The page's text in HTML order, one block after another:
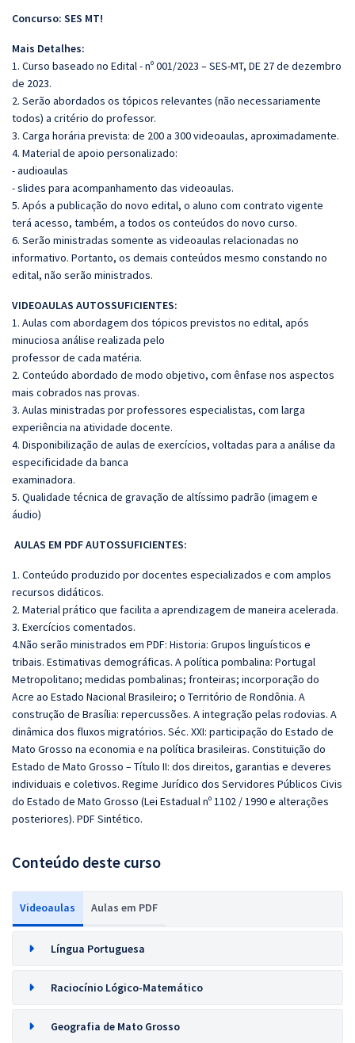
Concurso: SES MT!
Mais Detalhes:
1. Curso baseado no Edital - nº 001/2023 – SES-MT, DE 27 de dezembro
de 2023.
2. Serão abordados os tópicos relevantes (não necessariamente
todos) a critério do professor.
3. Carga horária prevista: de 200 a 300 videoaulas, aproximadamente.
4. Material de apoio personalizado:
- audioaulas
- slides para acompanhamento das videoaulas.
5. Após a publicação do novo edital, o aluno com contrato vigente
terá acesso, também, a todos os conteúdos do novo curso.
6. Serão ministradas somente as videoaulas relacionadas no
informativo. Portanto, os demais conteúdos mesmo constando no
edital, não serão ministrados.
VIDEOAULAS AUTOSSUFICIENTES:
1. Aulas com abordagem dos tópicos previstos no edital, após
minuciosa análise realizada pelo
professor de cada matéria.
2. Conteúdo abordado de modo objetivo, com ênfase nos aspectos
mais cobrados nas provas.
3. Aulas ministradas por professores especialistas, com larga
experiência na atividade docente.
4. Disponibilização de aulas de exercícios, voltadas para a análise da
especificidade da banca
examinadora.
5. Qualidade técnica de gravação de altíssimo padrão (imagem e
áudio)
AULAS EM PDF AUTOSSUFICIENTES:
1. Conteúdo produzido por docentes especializados e com amplos
recursos didáticos.
2. Material prático que facilita a aprendizagem de maneira acelerada.
3. Exercícios comentados.
4.Não serão ministrados em PDF: Historia: Grupos linguísticos e
tribais. Estimativas demográficas. A política pombalina: Portugal
Metropolitano; medidas pombalinas; fronteiras; incorporação do
Acre ao Estado Nacional Brasileiro; o Território de Rondônia. A
construção de Brasília: repercussões. A integração pelas rodovias. A
dinâmica dos fluxos migratórios. Séc. XXI: participação do Estado de
Mato Grosso na economia e na política brasileiras. Constituição do
Estado de Mato Grosso – Título II: dos direitos, garantias e deveres
individuais e coletivos. Regime Jurídico dos Servidores Públicos Civis
do Estado de Mato Grosso (Lei Estadual nº 1102 / 1990 e alterações
posteriores). PDF Sintético.
Conteúdo deste curso
Videoaulas Aulas em PDF
Língua Portuguesa
Raciocínio Lógico-Matemático
Geografia de Mato Grosso